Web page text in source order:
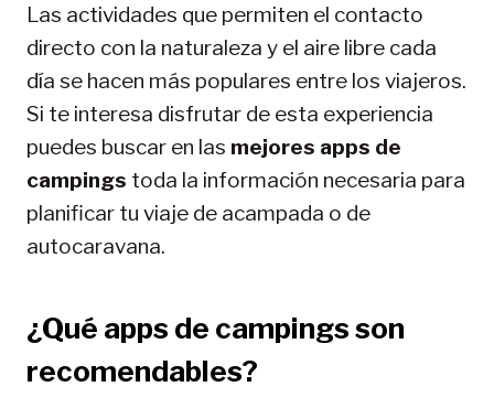
Las actividades que permiten el contacto
directo con la naturaleza y el aire libre cada
día se hacen más populares entre los viajeros.
Si te interesa disfrutar de esta experiencia
puedes buscar en las mejores apps de
campings toda la información necesaria para
planificar tu viaje de acampada o de
autocaravana.
¿Qué apps de campings son
recomendables?